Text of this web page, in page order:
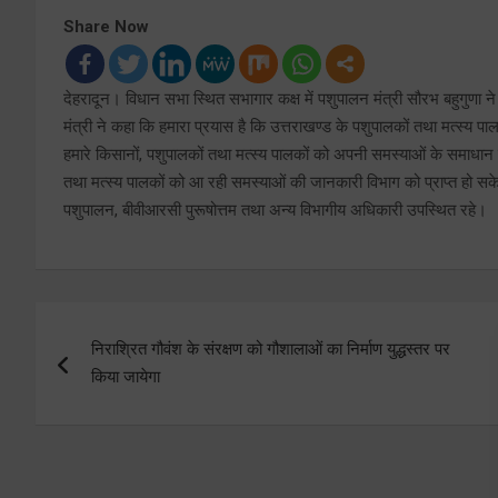
Share Now
देहरादून। विधान सभा स्थित सभागार कक्ष में पशुपालन मंत्री सौरभ बहुगुणा
मंत्री ने कहा कि हमारा प्रयास है कि उत्तराखण्ड के पशुपालकों तथा मत्स्य
हमारे किसानों, पशुपालकों तथा मत्स्य पालकों को अपनी समस्याओं के
तथा मत्स्य पालकों को आ रही समस्याओं की जानकारी विभाग को प्राप्त
पशुपालन, बीवीआरसी पुरूषोत्तम तथा अन्य विभागीय अधिकारी उपस्थित रहे।
navigation
निराश्रित गौवंश के संरक्षण को गौशालाओं का निर्माण युद्धस्तर पर
किया जायेगा